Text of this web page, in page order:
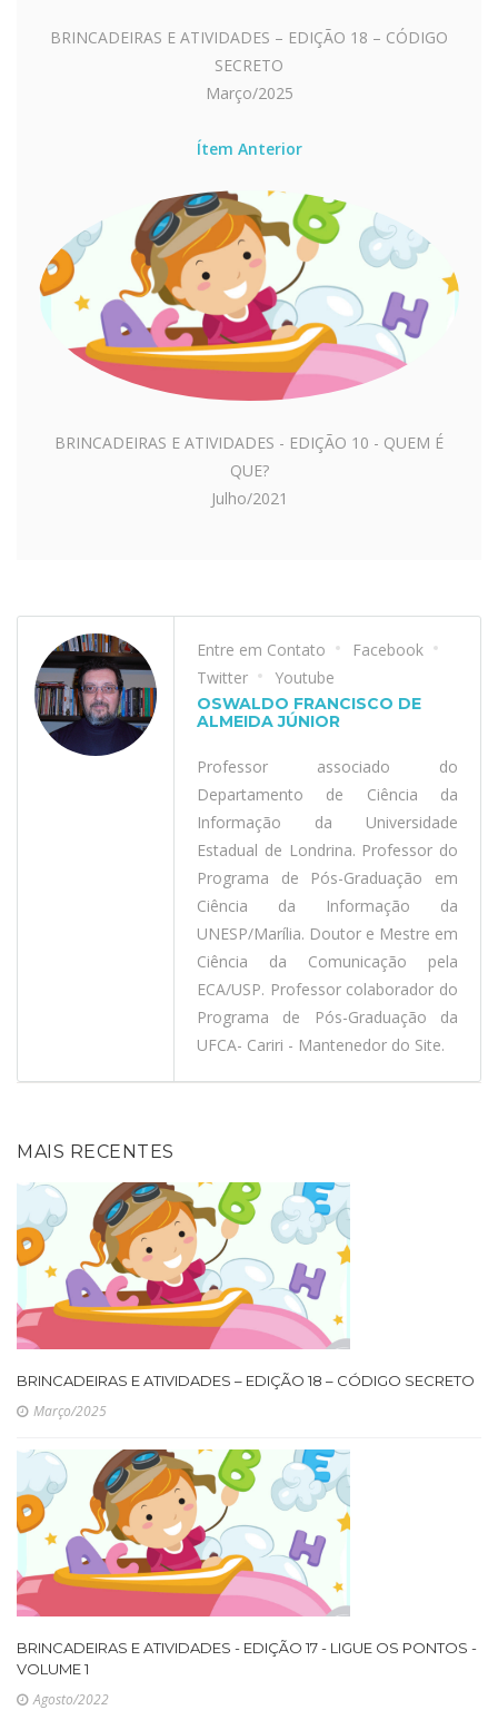
BRINCADEIRAS E ATIVIDADES – EDIÇÃO 18 – CÓDIGO
SECRETO
Março/2025
Ítem Anterior
BRINCADEIRAS E ATIVIDADES - EDIÇÃO 10 - QUEM É
QUE?
Julho/2021
Entre em Contato
Facebook
Twitter
Youtube
OSWALDO FRANCISCO DE
ALMEIDA JÚNIOR
Professor associado do
Departamento de Ciência da
Informação da Universidade
Estadual de Londrina. Professor do
Programa de Pós-Graduação em
Ciência da Informação da
UNESP/Marília. Doutor e Mestre em
Ciência da Comunicação pela
ECA/USP. Professor colaborador do
Programa de Pós-Graduação da
UFCA- Cariri - Mantenedor do Site.
MAIS RECENTES
BRINCADEIRAS E ATIVIDADES – EDIÇÃO 18 – CÓDIGO SECRETO
Março/2025
BRINCADEIRAS E ATIVIDADES - EDIÇÃO 17 - LIGUE OS PONTOS -
VOLUME 1
Agosto/2022